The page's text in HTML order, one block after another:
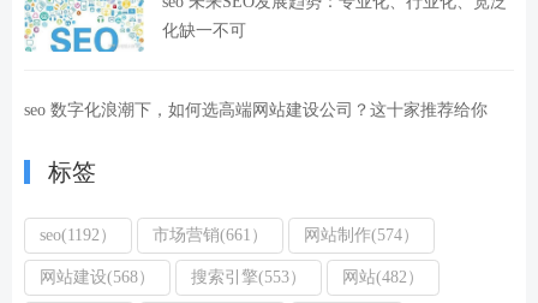
化缺一不可
seo 数字化浪潮下，如何选高端网站建设公司？这十家推荐给你
标签
seo(1192） 市场营销(661） 网站制作(574）
网站建设(568） 搜索引擎(553） 网站(482）